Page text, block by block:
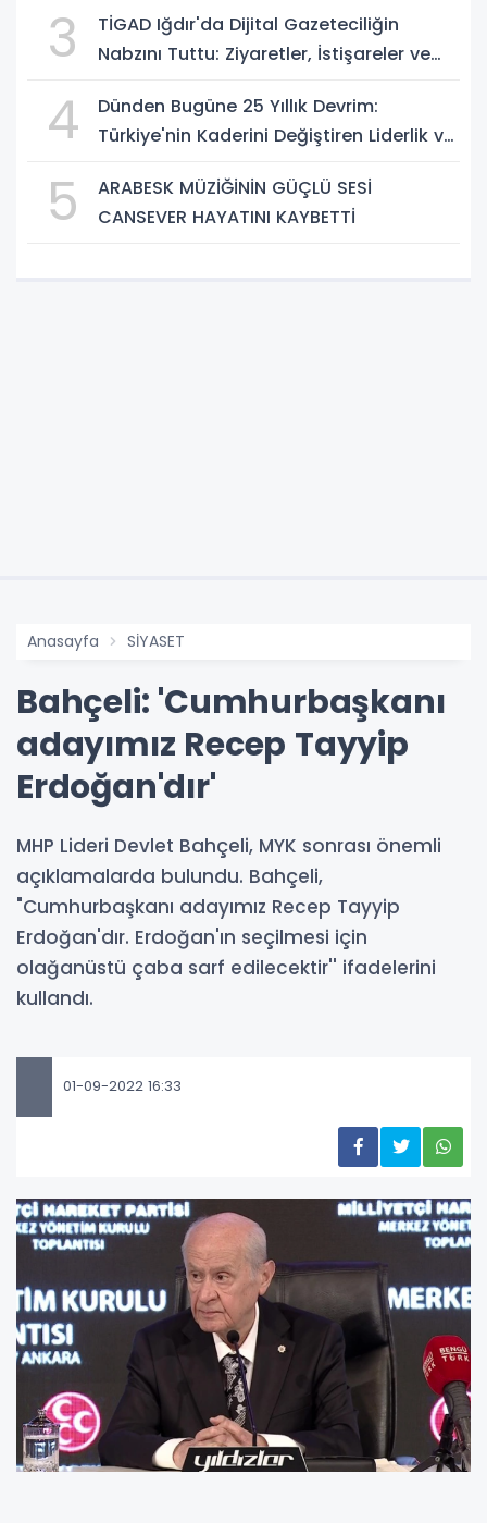
3
TİGAD Iğdır'da Dijital Gazeteciliğin
Nabzını Tuttu: Ziyaretler, İstişareler ve
4
Dünden Bugüne 25 Yıllık Devrim:
Türkiye'nin Kaderini Değiştiren Liderlik ve
5
ARABESK MÜZİĞİNİN GÜÇLÜ SESİ
CANSEVER HAYATINI KAYBETTİ
Anasayfa SİYASET
Bahçeli: 'Cumhurbaşkanı
adayımız Recep Tayyip
Erdoğan'dır'
MHP Lideri Devlet Bahçeli, MYK sonrası önemli
açıklamalarda bulundu. Bahçeli,
"Cumhurbaşkanı adayımız Recep Tayyip
Erdoğan'dır. Erdoğan'ın seçilmesi için
olağanüstü çaba sarf edilecektir'' ifadelerini
kullandı.
01-09-2022 16:33